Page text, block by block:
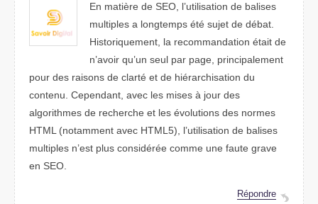
En matière de SEO, l’utilisation de balises
multiples a longtemps été sujet de débat.
Historiquement, la recommandation était de
n’avoir qu’un seul par page, principalement
pour des raisons de clarté et de hiérarchisation du
contenu. Cependant, avec les mises à jour des
algorithmes de recherche et les évolutions des normes
HTML (notamment avec HTML5), l’utilisation de balises
multiples n’est plus considérée comme une faute grave
en SEO.
Répondre